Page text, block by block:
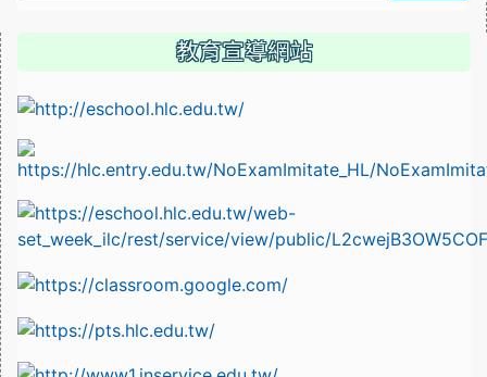
教育宣導網站